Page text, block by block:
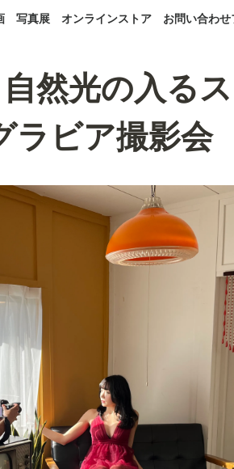
写真展 オンラインストア お問い合わ
自然光の入る
ラビア撮影会